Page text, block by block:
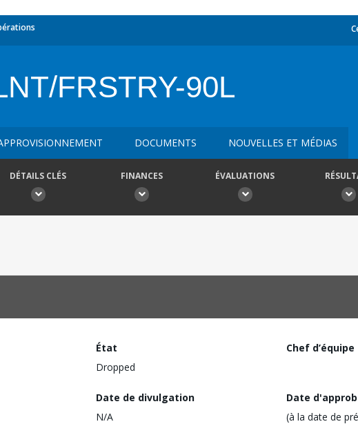
FRSTRY-90L
DOCUMENTS NOUVELLES ET MÉDIAS
DÉTAILS CLÉS FINANCES ÉVALUATIONS
État
Dropped
Chef d’équipe
Date de divulgation
N/A
Date
(à la date de